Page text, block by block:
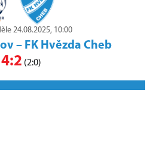
24.08.2025, 10:00
– FK Hvězda Cheb
4:2 (2:0)